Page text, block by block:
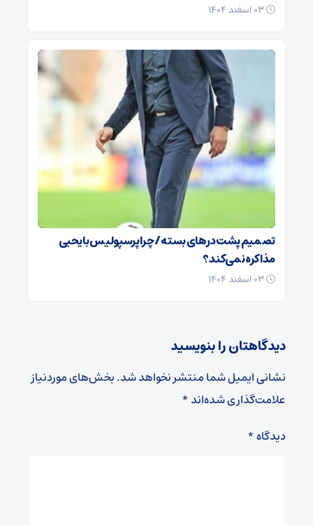
تصمیم پشت در‌های بسته / چرا پرسپولیس با یحیی
مذاکره نمی‌کند؟
دیدگاهتان را بنویسید
نشانی ایمیل شما منتشر نخواهد شد.بخش‌های موردنیاز
علامت‌گذاری شده‌اند*
دیدگاه*